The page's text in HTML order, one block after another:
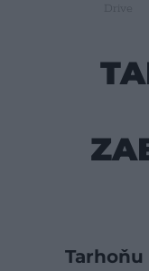
Drive